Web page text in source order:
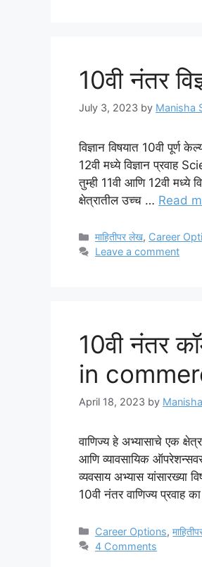
10वी नंतर
July 3, 2023 by Manisha
विज्ञान विषयात 10वी पूर्ण
12वी मध्ये विज्ञान प्रवाह
तुम्ही 11वी आणि 12वी मध्ये
क्षेत्रातील उच्च … Read
Categories
माहितीपर लेख, Career
Leave a comment
10वी नंतर
in
April 18, 2023 by
वाणिज्य हे अभ्यासाचे एक
आणि व्यावसायिक
व्यवसाय अभ्यास यांसारख्या
10वी नंतर वाणिज्य प्रवाह
Categories
Career Options,
4 Comments